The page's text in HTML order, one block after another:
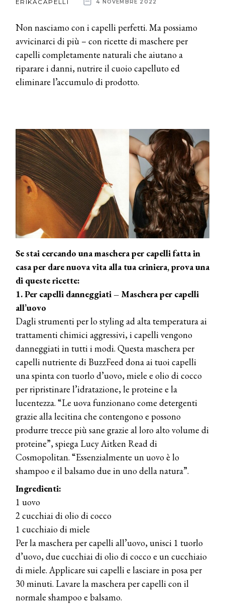
ERIKACAPELLI 4 NOVEMBRE 2022
Non nasciamo con i capelli perfetti. Ma possiamo
avvicinarci di più – con ricette di maschere per
capelli completamente naturali che aiutano a
riparare i danni, nutrire il cuoio capelluto ed
eliminare l’accumulo di prodotto.
Se stai cercando una maschera per capelli fatta in
casa per dare nuova vita alla tua criniera, prova una
di queste ricette:
1. Per capelli danneggiati – Maschera per capelli
all’uovo
Dagli strumenti per lo styling ad alta temperatura ai
trattamenti chimici aggressivi, i capelli vengono
danneggiati in tutti i modi. Questa maschera per
capelli nutriente di BuzzFeed dona ai tuoi capelli
una spinta con tuorlo d’uovo, miele e olio di cocco
per ripristinare l’idratazione, le proteine ​​e la
lucentezza. “Le uova funzionano come detergenti
grazie alla lecitina che contengono e possono
produrre trecce più sane grazie al loro alto volume di
proteine”, spiega Lucy Aitken Read di
Cosmopolitan. “Essenzialmente un uovo è lo
shampoo e il balsamo due in uno della natura”.
Ingredienti:
1 uovo
2 cucchiai di olio di cocco
1 cucchiaio di miele
Per la maschera per capelli all’uovo, unisci 1 tuorlo
d’uovo, due cucchiai di olio di cocco e un cucchiaio
di miele. Applicare sui capelli e lasciare in posa per
30 minuti. Lavare la maschera per capelli con il
normale shampoo e balsamo.